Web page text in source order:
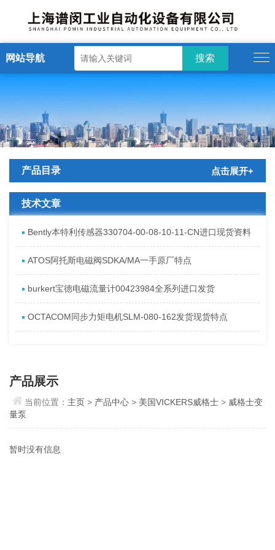
网站导航
产品目录 点击展开+
技术文章
Bently本特利传感器330704-00-08-10-11-CN进口现货资料
ATOS阿托斯电磁阀SDKA/MA一手原厂特点
burkert宝德电磁流量计00423984全系列进口发货
OCTACOM同步力矩电机SLM-080-162发货现货特点
产品展示
当前位置： 主页> 产品中心> 美国VICKERS威格士 > 威格士变
量泵
暂时没有信息